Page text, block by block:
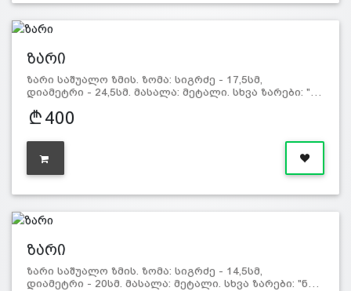
ზარი
ზარი საშუალო ზმის. ზომა: სიგრძე - 17,5სმ,
დიამეტრი - 24,5სმ. მასალა: მეტალი. სხვა ზარები: "…
400
ზარი
ზარი საშუალო ზმის. ზომა: სიგრძე - 14,5სმ,
დიამეტრი - 20სმ. მასალა: მეტალი. სხვა ზარები: "ნ…